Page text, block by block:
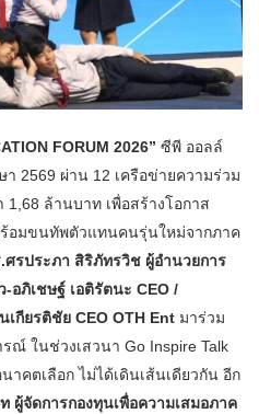
FORUM 2026” ซีพี ออลล์
2569 ผ่าน 12 เครือข่ายความร่วม
ล้านบาท เพื่อสร้างโอกาส
อมขนทัพตัวแทนคนรุ่นใหม่จากภาค
ศรประภา สิริภัทรวิช ผู้อำนวยการ
อภิเชษฐ์ เอติรัตนะ CEO /
กียรติชัย CEO OTH Ent มาร่วม
ณ์ ในช่วงเสวนา Go Inspire Talk
าคตเลือก ไม่ได้เดินเส้นเดียวกัน อีก
ผู้จัดการกองทุนเพื่อความเสมอภาค